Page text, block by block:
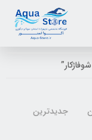
جدیدترین